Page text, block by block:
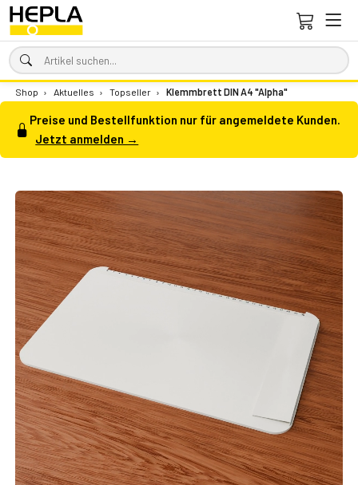
Shop › Aktuelles › Topseller › Klemmbrett DIN A4 "Alpha"
Preise und Bestellfunktion nur für angemeldete Kunden.
Jetzt anmelden →